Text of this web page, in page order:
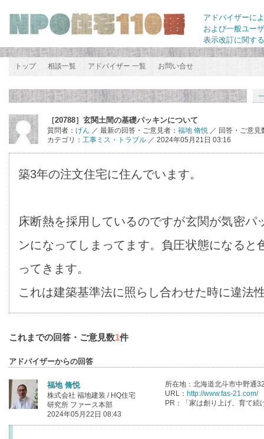
アドバイザーに
および一般ユー
表示改訂に関す
トップ 相談一覧 アドバイザー 一覧 お問い合せ
［20788］玄関土間の基礎パッキンについて
質問者： げん ／ 最新の回答・ご意見者： 福地 脩悦 ／ 回答・ご意見
カテゴリ： 工事ミス・トラブル ／ 2024年05月21日 03:16
築3年の注文住宅に住んでいます。
床断熱を採用しているのですが玄関が気密パ
ンになってしまってます。負圧状態になると
ってきます。
これは建築基準法に照らし合わせた時に違法
これまでの回答・ご意見数1件
アドバイザーからの回答
福地 脩悦
株式会社 福地建装 / HQ住宅
研究所 ファース本部
2024年05月22日 08:43
所在地：北海道北斗市中野通
URL： http://www.fas-21.com/
PR：「家は創り上げ、育て